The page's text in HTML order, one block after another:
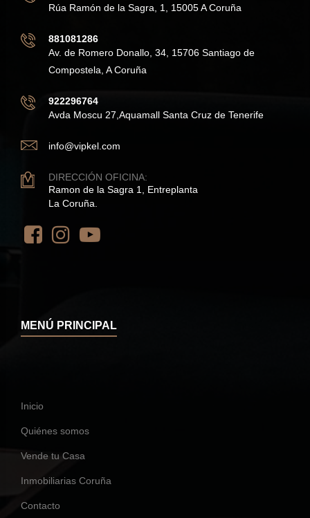
Rúa Ramón de la Sagra, 1, 15005 A Coruña
881081286
Av. de Romero Donallo, 34, 15706 Santiago de
Compostela, A Coruña
922296764
Avda Moscu 27,Aquamall Santa Cruz de Tenerife
info@vipkel.com
DIRECCIÓN OFICINA:
Ramon de la Sagra 1, Entreplanta
La Coruña.
MENÚ PRINCIPAL
Inicio
Quiénes somos
Vende tu Casa
Inmobiliarias Coruña
Contacto